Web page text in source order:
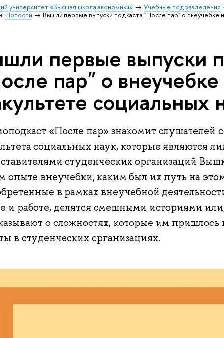
университет «Высшая школа экономики»
Учебные подразделения
Новости Вышли первые выпуски подкаста "После пар" о внеучебке
первые выпуски
пар" о внеучебке
социальных
«После пар» знакомит слушателей
социальных наук, которые являются
студенческих организаций
опыте внеучебки, каким был их путь на
в рамках внеучебной
и работе, делятся смешными историями
о сложностях, которые им пришлось
в студенческих организациях.